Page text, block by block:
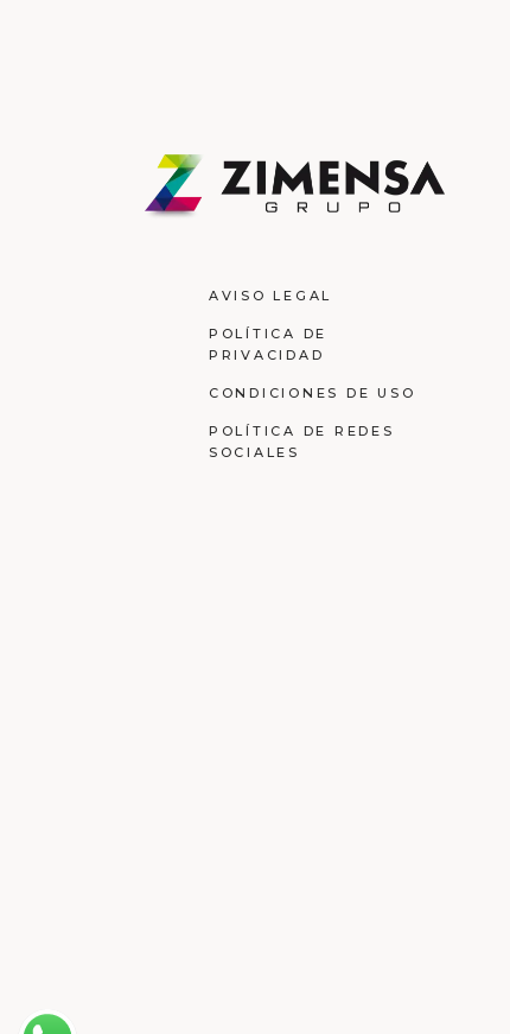
AVISO LEGAL
POLÍTICA DE
PRIVACIDAD
CONDICIONES DE USO
POLÍTICA DE REDES
SOCIALES